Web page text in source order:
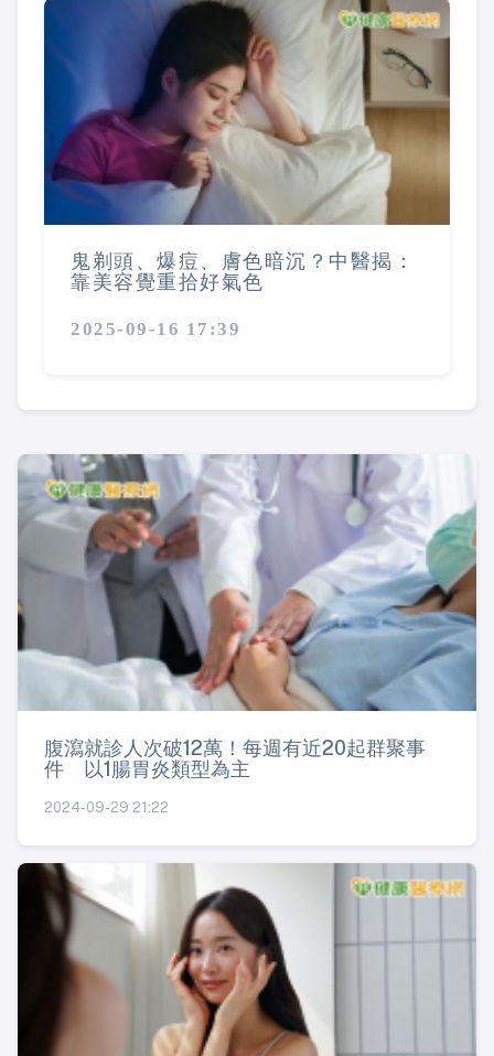
鬼剃頭、爆痘、膚色暗沉？中醫揭：
靠美容覺重拾好氣色
2025-09-16 17:39
腹瀉就診人次破12萬！每週有近20起群聚事
件 以1腸胃炎類型為主
2024-09-29 21:22